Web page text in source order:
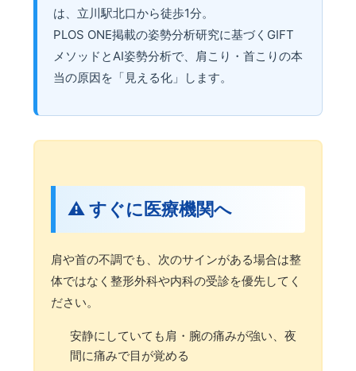
は、立川駅北口から徒歩1分。
PLOS ONE掲載の姿勢分析研究に基づくGIFT
メソッドとAI姿勢分析で、肩こり・首こりの本
当の原因を「見える化」します。
⚠️ すぐに医療機関へ
肩や首の不調でも、次のサインがある場合は整
体ではなく整形外科や内科の受診を優先してく
ださい。
安静にしていても肩・腕の痛みが強い、夜
間に痛みで目が覚める